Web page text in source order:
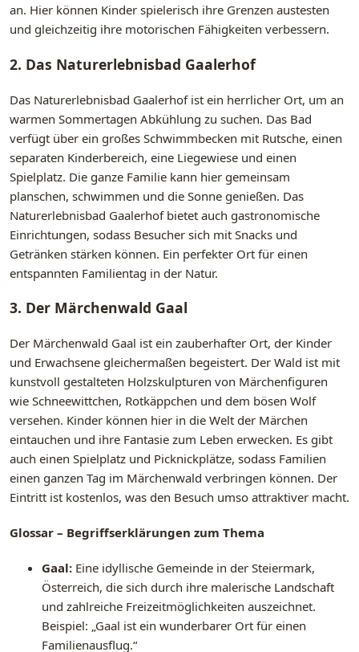
an. Hier können Kinder spielerisch ihre Grenzen austesten
und gleichzeitig ihre motorischen Fähigkeiten verbessern.
2. Das Naturerlebnisbad Gaalerhof
Das Naturerlebnisbad Gaalerhof ist ein herrlicher Ort, um an
warmen Sommertagen Abkühlung zu suchen. Das Bad
verfügt über ein großes Schwimmbecken mit Rutsche, einen
separaten Kinderbereich, eine Liegewiese und einen
Spielplatz. Die ganze Familie kann hier gemeinsam
planschen, schwimmen und die Sonne genießen. Das
Naturerlebnisbad Gaalerhof bietet auch gastronomische
Einrichtungen, sodass Besucher sich mit Snacks und
Getränken stärken können. Ein perfekter Ort für einen
entspannten Familientag in der Natur.
3. Der Märchenwald Gaal
Der Märchenwald Gaal ist ein zauberhafter Ort, der Kinder
und Erwachsene gleichermaßen begeistert. Der Wald ist mit
kunstvoll gestalteten Holzskulpturen von Märchenfiguren
wie Schneewittchen, Rotkäppchen und dem bösen Wolf
versehen. Kinder können hier in die Welt der Märchen
eintauchen und ihre Fantasie zum Leben erwecken. Es gibt
auch einen Spielplatz und Picknickplätze, sodass Familien
einen ganzen Tag im Märchenwald verbringen können. Der
Eintritt ist kostenlos, was den Besuch umso attraktiver macht.
Glossar – Begriffserklärungen zum Thema
Gaal: Eine idyllische Gemeinde in der Steiermark,
Österreich, die sich durch ihre malerische Landschaft
und zahlreiche Freizeitmöglichkeiten auszeichnet.
Beispiel: „Gaal ist ein wunderbarer Ort für einen
Familienausflug.“